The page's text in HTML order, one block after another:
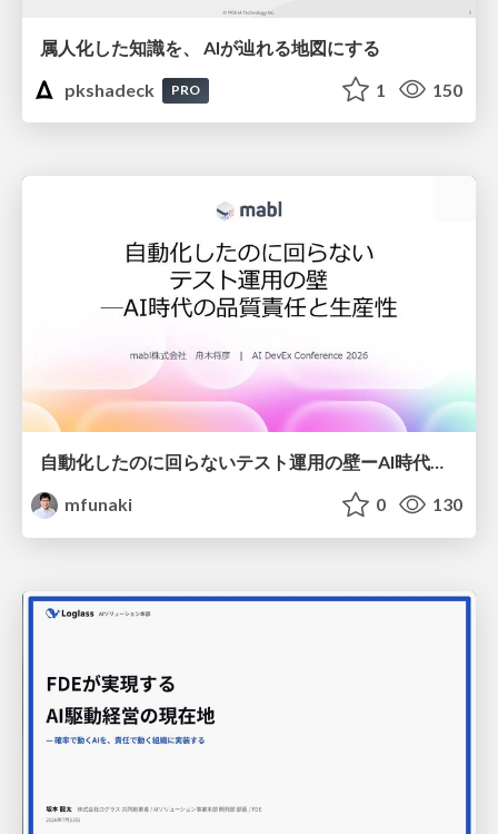
属人化した知識を、 AIが辿れる地図にする
pkshadeck
PRO 1 150
自動化したのに回らないテスト運用の壁ーAI時代の品質責任と生産性
mfunaki
0 130